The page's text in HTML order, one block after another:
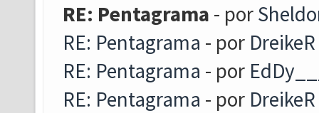
RE: Pentagrama - por
RE: Pentagrama - por DreikeR
RE: Pentagrama - por
RE: Pentagrama - por DreikeR